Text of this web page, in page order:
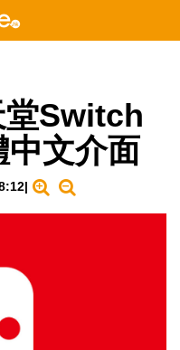
堂Switch
中文介面
|